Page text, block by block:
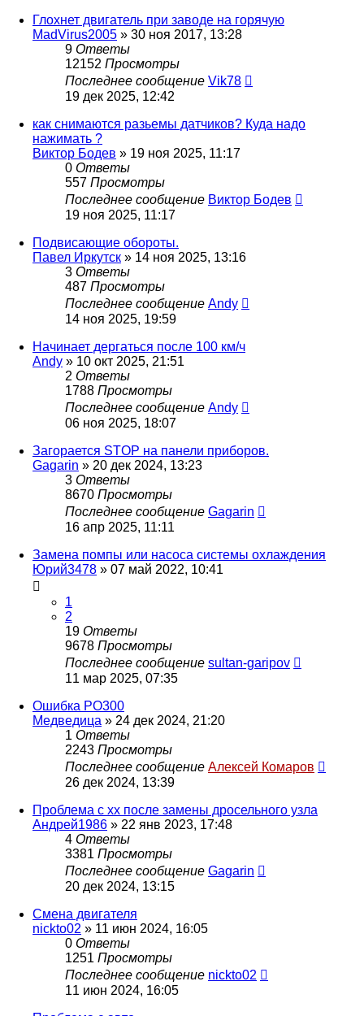
Глохнет двигатель при заводе на горячую
MadVirus2005 » 30 ноя 2017, 13:28
9 Ответы
12152 Просмотры
Последнее сообщение Vik78
19 дек 2025, 12:42
как снимаются разьемы датчиков? Куда надо
нажимать ?
Виктор Бодев » 19 ноя 2025, 11:17
0 Ответы
557 Просмотры
Последнее сообщение Виктор Бодев
19 ноя 2025, 11:17
Подвисающие обороты.
Павел Иркутск » 14 ноя 2025, 13:16
3 Ответы
487 Просмотры
Последнее сообщение Andy
14 ноя 2025, 19:59
Начинает дергаться после 100 км/ч
Andy » 10 окт 2025, 21:51
2 Ответы
1788 Просмотры
Последнее сообщение Andy
06 ноя 2025, 18:07
Загорается STOP на панели приборов.
Gagarin » 20 дек 2024, 13:23
3 Ответы
8670 Просмотры
Последнее сообщение Gagarin
16 апр 2025, 11:11
Замена помпы или насоса системы охлаждения
Юрий3478 » 07 май 2022, 10:41
1
2
19 Ответы
9678 Просмотры
Последнее сообщение sultan-garipov
11 мар 2025, 07:35
Ошибка PO300
Медведица » 24 дек 2024, 21:20
1 Ответы
2243 Просмотры
Последнее сообщение Алексей Комаров
26 дек 2024, 13:39
Проблема с хх после замены дросельного узла
Андрей1986 » 22 янв 2023, 17:48
4 Ответы
3381 Просмотры
Последнее сообщение Gagarin
20 дек 2024, 13:15
Смена двигателя
nickto02 » 11 июн 2024, 16:05
0 Ответы
1251 Просмотры
Последнее сообщение nickto02
11 июн 2024, 16:05